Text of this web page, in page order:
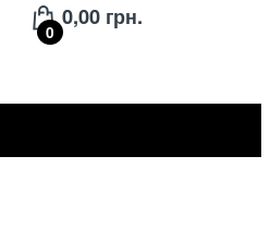
0
0,00 грн.